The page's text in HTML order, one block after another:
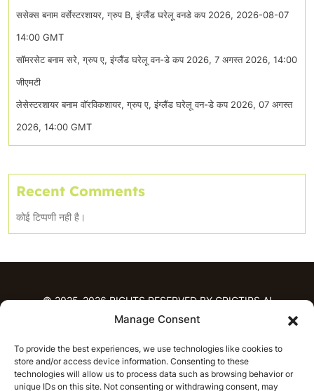
Manage Consent
To provide the best experiences, we use technologies like cookies to
store and/or access device information. Consenting to these
technologies will allow us to process data such as browsing behavior or
unique IDs on this site. Not consenting or withdrawing consent, may
ससेक्स बनाम वर्सेस्टरशायर, ग्रुप B, इंग्लैंड घरेलू वनडे कप 2026, 2026-08-07
14:00 GMT
सॉमरसेट बनाम सरे, ग्रुप ए, इंग्लैंड घरेलू वन-डे कप 2026, 7 अगस्त 2026, 14:00
जीएमटी
लेसेस्टरशायर बनाम वॉरविकशायर, ग्रुप ए, इंग्लैंड घरेलू वन-डे कप 2026, 07 अगस्त
2026, 14:00 GMT
Recent Comments
कोई टिप्पणी नही है।
© 2025-2026 RIGHTS RESERVED BY CRICTIPS.AI
भविष्यवाणियाँ
आईपीएल भविष्यवाणियाँ
टी20 लीग भविष्यवाणियाँ
महिला क्रिकेट
नवीनतम क्रिकेट भविष्यवाणियाँ